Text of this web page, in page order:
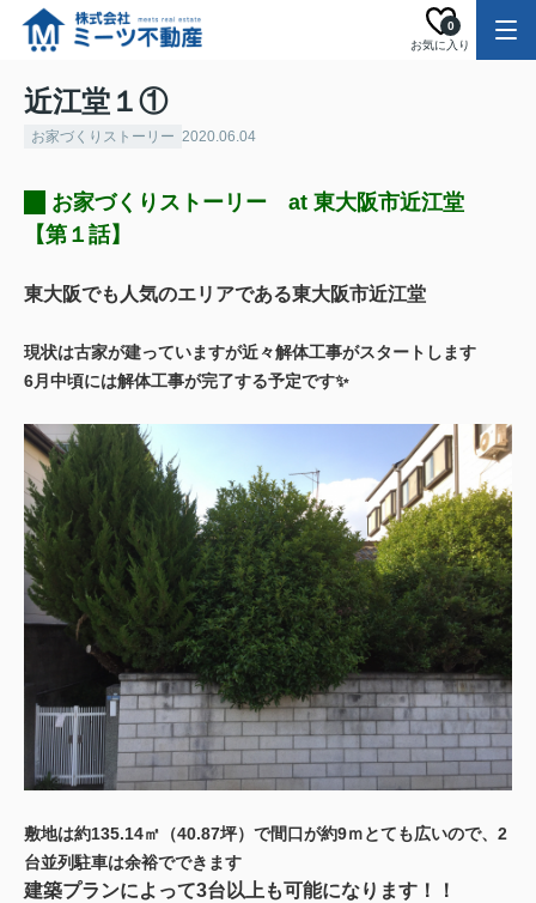
お気に入り
0
近江堂１①
お家づくりストーリー 2020.06.04
お家づくりストーリー at 東大阪市近江堂
【第１話】
東大阪でも人気のエリアである東大阪市近江堂
現状は古家が建っていますが近々解体工事がスタートします
6月中頃には解体工事が完了する予定です✨
敷地は約135.14㎡（40.87坪）で間口が約9ｍとても広いので、2
台並列駐車は余裕でできます
建築プランによって3台以上も可能になります！！